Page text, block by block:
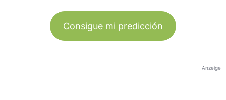
Consigue mi predicción
Anzeige